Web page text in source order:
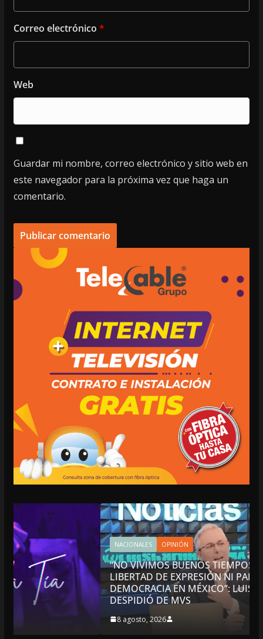
Correo electrónico *
Web
Guardar mi nombre, correo electrónico y sitio web en
este navegador para la próxima vez que haga un
comentario.
NACIONALES OPINIÓN
“NO VIVIMOS BUENOS TIEMPOS PARA LA
LIBERTAD DE EXPRESIÓN NI PARA LA
DEMOCRACIA EN MÉXICO”: LUIS CÁRDENAS; SE
DESPIDIÓ DE MVS
8 agosto, 2026